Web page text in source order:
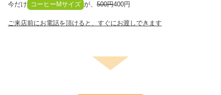
今だけ コーヒーMサイズ が、500円400円
ご来店前にお電話を頂けると、すぐにお渡しできます